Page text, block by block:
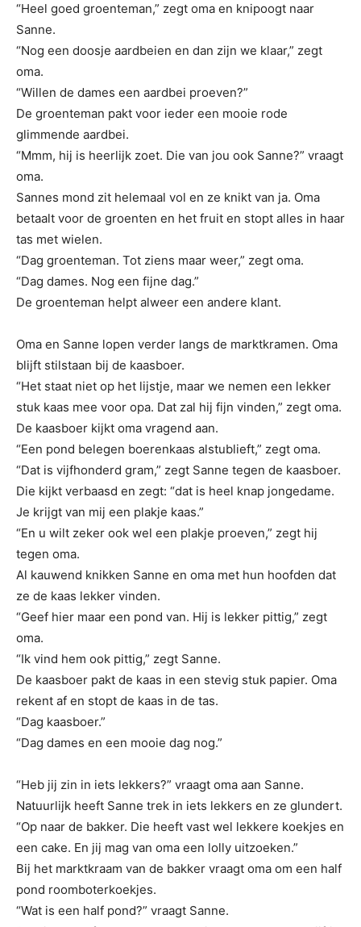
“Heel goed groenteman,” zegt oma en knipoogt naar
Sanne.
“Nog een doosje aardbeien en dan zijn we klaar,” zegt
oma.
“Willen de dames een aardbei proeven?”
De groenteman pakt voor ieder een mooie rode
glimmende aardbei.
“Mmm, hij is heerlijk zoet. Die van jou ook Sanne?” vraagt
oma.
Sannes mond zit helemaal vol en ze knikt van ja. Oma
betaalt voor de groenten en het fruit en stopt alles in haar
tas met wielen.
“Dag groenteman. Tot ziens maar weer,” zegt oma.
“Dag dames. Nog een fijne dag.”
De groenteman helpt alweer een andere klant.
Oma en Sanne lopen verder langs de marktkramen. Oma
blijft stilstaan bij de kaasboer.
“Het staat niet op het lijstje, maar we nemen een lekker
stuk kaas mee voor opa. Dat zal hij fijn vinden,” zegt oma.
De kaasboer kijkt oma vragend aan.
“Een pond belegen boerenkaas alstublieft,” zegt oma.
“Dat is vijfhonderd gram,” zegt Sanne tegen de kaasboer.
Die kijkt verbaasd en zegt: “dat is heel knap jongedame.
Je krijgt van mij een plakje kaas.”
“En u wilt zeker ook wel een plakje proeven,” zegt hij
tegen oma.
Al kauwend knikken Sanne en oma met hun hoofden dat
ze de kaas lekker vinden.
“Geef hier maar een pond van. Hij is lekker pittig,” zegt
oma.
“Ik vind hem ook pittig,” zegt Sanne.
De kaasboer pakt de kaas in een stevig stuk papier. Oma
rekent af en stopt de kaas in de tas.
“Dag kaasboer.”
“Dag dames en een mooie dag nog.”
“Heb jij zin in iets lekkers?” vraagt oma aan Sanne.
Natuurlijk heeft Sanne trek in iets lekkers en ze glundert.
“Op naar de bakker. Die heeft vast wel lekkere koekjes en
een cake. En jij mag van oma een lolly uitzoeken.”
Bij het marktkraam van de bakker vraagt oma om een half
pond roomboterkoekjes.
“Wat is een half pond?” vraagt Sanne.